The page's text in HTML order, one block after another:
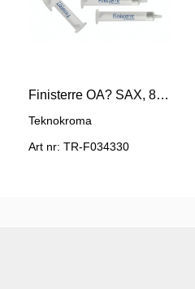
Finisterre OA? SAX, 85 um, 30mg/1ml
Teknokroma
Art nr: TR-F034330